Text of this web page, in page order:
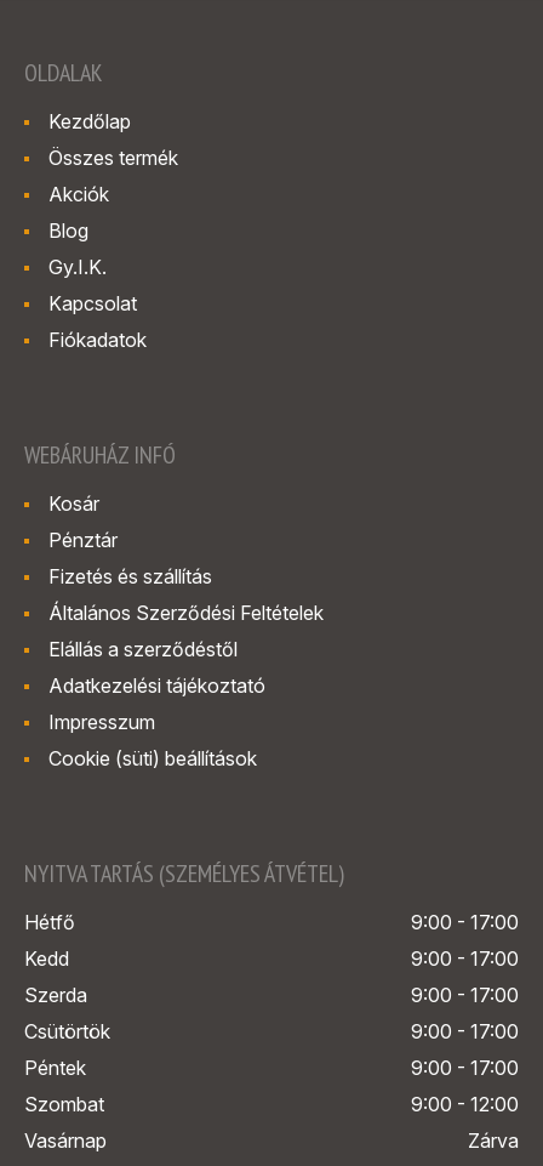
OLDALAK
Kezdőlap
Összes termék
Akciók
Blog
Gy.I.K.
Kapcsolat
Fiókadatok
WEBÁRUHÁZ INFÓ
Kosár
Pénztár
Fizetés és szállítás
Általános Szerződési Feltételek
Elállás a szerződéstől
Adatkezelési tájékoztató
Impresszum
Cookie (süti) beállítások
NYITVA TARTÁS (SZEMÉLYES ÁTVÉTEL)
Hétfő
9:00 - 17:00
Kedd
9:00 - 17:00
Szerda
9:00 - 17:00
Csütörtök
9:00 - 17:00
Péntek
9:00 - 17:00
Szombat
9:00 - 12:00
Vasárnap
Zárva